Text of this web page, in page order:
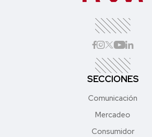
SECCIONES
Comunicación
Mercadeo
Consumidor